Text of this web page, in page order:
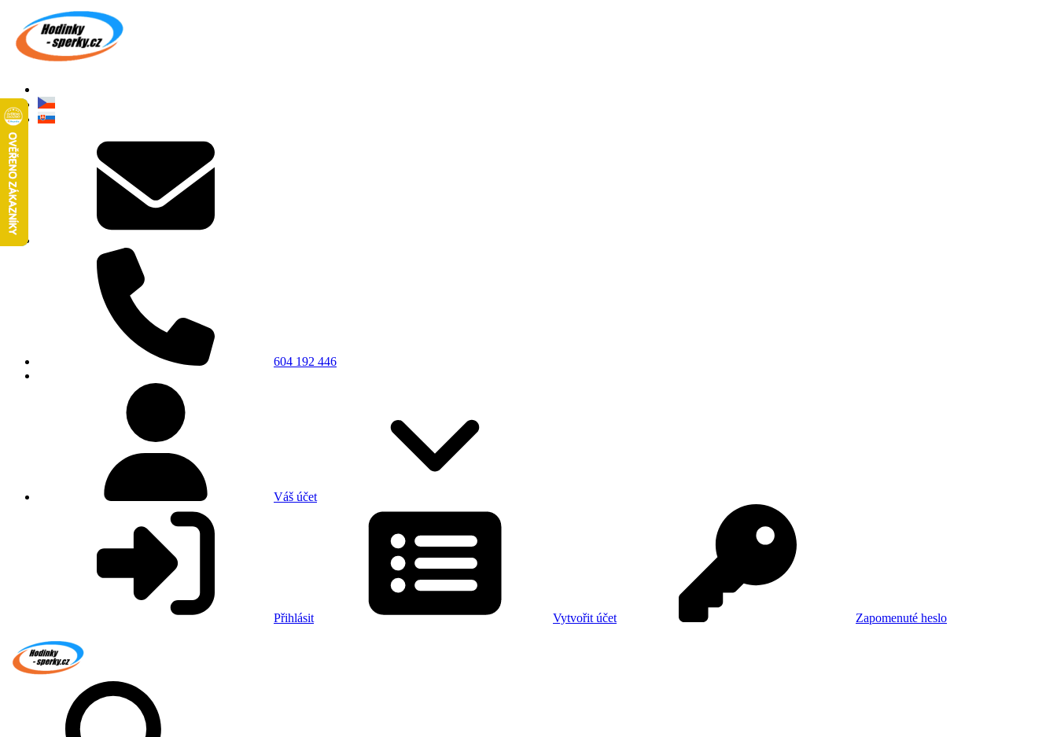
604 192 446
Váš účet
Přihlásit Vytvořit účet Zapomenuté heslo